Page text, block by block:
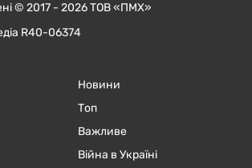
© 2017 - 2026 ТОВ «ПМХ»
R40-06374
Новини
Топ
Важливе
Війна в Україні